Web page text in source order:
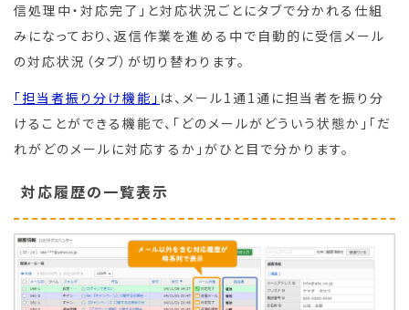
信処理中・対応完了」と対応状況ごとにタブで分かれる仕組
みになっており、返信作業を進める中で自動的に受信メール
の対応状況（タブ）が切り替わります。
「担当者振り分け機能」 は、メール1通1通に担当者を振り分
けることができる機能で、「どのメールがどういう状態か」「だ
れがどのメールに対応するか」がひと目で分かります。
対応履歴の一覧表示